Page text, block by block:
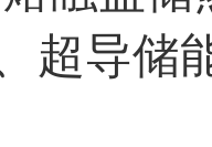
超导储